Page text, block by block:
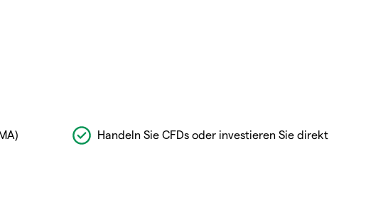
Handeln Sie CFDs oder investieren Sie direkt